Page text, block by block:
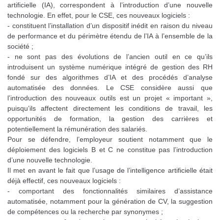
artificielle (IA), correspondent à l’introduction d’une nouvelle
technologie. En effet, pour le CSE, ces nouveaux logiciels :
- constituent l’installation d’un dispositif inédit en raison du niveau
de performance et du périmètre étendu de l’IA à l’ensemble de la
société ;
- ne sont pas des évolutions de l’ancien outil en ce qu’ils
introduisent un système numérique intégré de gestion des RH
fondé sur des algorithmes d’IA et des procédés d’analyse
automatisée des données. Le CSE considère aussi que
l’introduction des nouveaux outils est un projet « important »,
puisqu’ils affectent directement les conditions de travail, les
opportunités de formation, la gestion des carrières et
potentiellement la rémunération des salariés.
Pour se défendre, l’employeur soutient notamment que le
déploiement des logiciels B et C ne constitue pas l’introduction
d’une nouvelle technologie.
Il met en avant le fait que l’usage de l’intelligence artificielle était
déjà effectif, ces nouveaux logiciels :
- comportant des fonctionnalités similaires d’assistance
automatisée, notamment pour la génération de CV, la suggestion
de compétences ou la recherche par synonymes ;